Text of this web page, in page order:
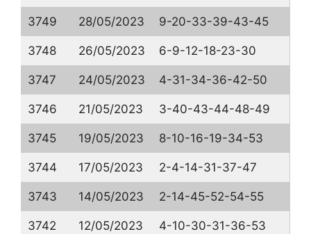
3749 28/05/2023 9-20-33-39-43-45
3748 26/05/2023 6-9-12-18-23-30
3747 24/05/2023 4-31-34-36-42-50
3746 21/05/2023 3-40-43-44-48-49
3745 19/05/2023 8-10-16-19-34-53
3744 17/05/2023 2-4-14-31-37-47
3743 14/05/2023 2-14-45-52-54-55
3742 12/05/2023 4-10-30-31-36-53